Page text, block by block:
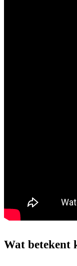
Wat betekent